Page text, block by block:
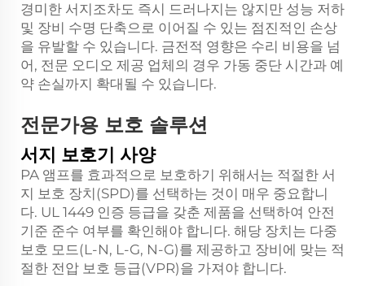
경미한 서지조차도 즉시 드러나지는 않지만 성능 저하
및 장비 수명 단축으로 이어질 수 있는 점진적인 손상
을 유발할 수 있습니다. 금전적 영향은 수리 비용을 넘
어, 전문 오디오 제공 업체의 경우 가동 중단 시간과 예
약 손실까지 확대될 수 있습니다.
전문가용 보호 솔루션
서지 보호기 사양
PA 앰프를 효과적으로 보호하기 위해서는 적절한 서
지 보호 장치(SPD)를 선택하는 것이 매우 중요합니
다. UL 1449 인증 등급을 갖춘 제품을 선택하여 안전
기준 준수 여부를 확인해야 합니다. 해당 장치는 다중
보호 모드(L-N, L-G, N-G)를 제공하고 장비에 맞는 적
절한 전압 보호 등급(VPR)을 가져야 합니다.